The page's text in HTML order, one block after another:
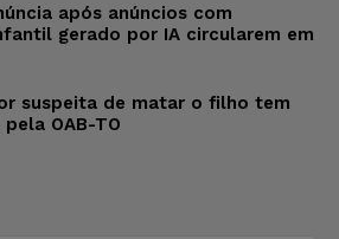
após anúncios com
gerado por IA circularem em
suspeita de matar o filho tem
OAB-TO